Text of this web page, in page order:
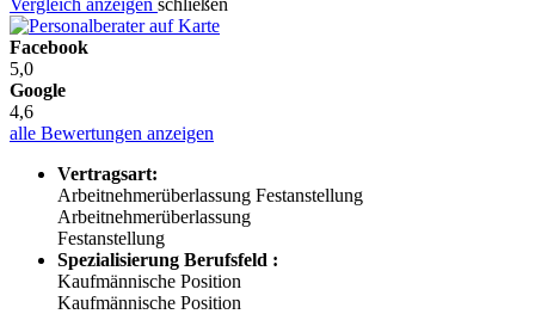
Facebook
5,0
Google
4,6
alle Bewertungen anzeigen
Vertragsart:
Arbeitnehmerüberlassung Festanstellung
Arbeitnehmerüberlassung
Festanstellung
Spezialisierung Berufsfeld :
Kaufmännische Position
Kaufmännische Position